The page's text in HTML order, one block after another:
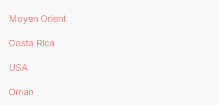
Moyen Orient
Costa Rica
USA
Oman